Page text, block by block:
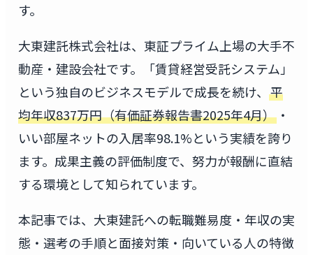
す。
大東建託株式会社は、東証プライム上場の大手不
動産・建設会社です。「賃貸経営受託システム」
という独自のビジネスモデルで成長を続け、 平
均年収837万円（有価証券報告書2025年4月）・
いい部屋ネットの入居率98.1%という実績を誇り
ます。成果主義の評価制度で、努力が報酬に直結
する環境として知られています。
本記事では、大東建託への転職難易度・年収の実
態・選考の手順と面接対策・向いている人の特徴